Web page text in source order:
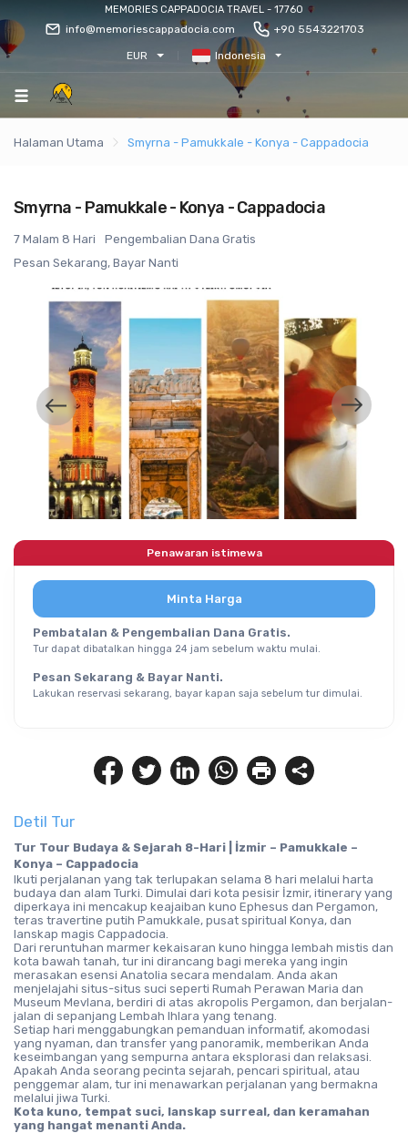
MEMORIES CAPPADOCIA TRAVEL - 17760
info@memoriescappadocia.com +90 5543221703
EUR Indonesia
Halaman Utama Smyrna - Pamukkale - Konya - Cappadocia
Detil Tur
Tur Tour Budaya & Sejarah 8-Hari | İzmir – Pamukkale –
Konya – Cappadocia
Ikuti perjalanan yang tak terlupakan selama 8 hari melalui harta
budaya dan alam Turki. Dimulai dari kota pesisir İzmir, itinerary yang
diperkaya ini mencakup keajaiban kuno Ephesus dan Pergamon,
teras travertine putih Pamukkale, pusat spiritual Konya, dan
lanskap magis Cappadocia.
Dari reruntuhan marmer kekaisaran kuno hingga lembah mistis dan
kota bawah tanah, tur ini dirancang bagi mereka yang ingin
merasakan esensi Anatolia secara mendalam. Anda akan
menjelajahi situs-situs suci seperti Rumah Perawan Maria dan
Museum Mevlana, berdiri di atas akropolis Pergamon, dan berjalan-
jalan di sepanjang Lembah Ihlara yang tenang.
Setiap hari menggabungkan pemanduan informatif, akomodasi
yang nyaman, dan transfer yang panoramik, memberikan Anda
keseimbangan yang sempurna antara eksplorasi dan relaksasi.
Apakah Anda seorang pecinta sejarah, pencari spiritual, atau
penggemar alam, tur ini menawarkan perjalanan yang bermakna
melalui jiwa Turki.
Kota kuno, tempat suci, lanskap surreal, dan keramahan
yang hangat menanti Anda.
Smyrna - Pamukkale - Konya - Cappadocia
7 Malam 8 Hari
Pengembalian Dana Gratis
Pesan Sekarang, Bayar Nanti
Penawaran istimewa
Minta Harga
Pembatalan & Pengembalian Dana Gratis.
Tur dapat dibatalkan hingga 24 jam sebelum waktu mulai.
Pesan Sekarang & Bayar Nanti.
Lakukan reservasi sekarang, bayar kapan saja sebelum tur dimulai.